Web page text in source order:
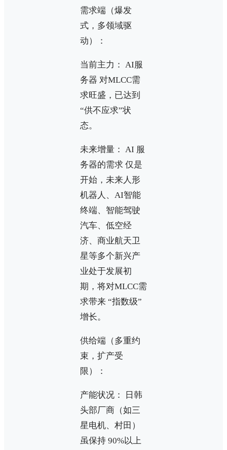
需求端（爆发
式，多领域驱
动）：
当前主力： AI服
务器 对MLCC需
求旺盛，已达到
“供不应求”状
态。
未来增量： AI 服
务器的需求 仅是
开始，未来人形
机器人、AI智能
终端、智能驾驶
汽车、低空经
济、商业航天卫
星等多个新兴产
业处于发展初
期，将对MLCC需
求带来 “指数级”
增长。
供给端（多重约
束，扩产受
限）：
产能状况： 日韩
头部厂商（如三
星电机、村田）
虽保持 90%以上